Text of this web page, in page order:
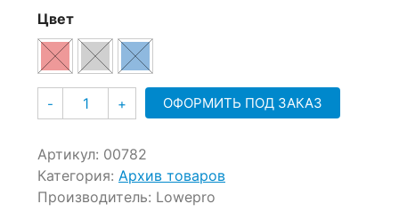
Цвет
- Количество
+ ОФОРМИТЬ ПОД ЗАКАЗ
Артикул: 00782
Категория: Архив товаров
Производитель: Lowepro